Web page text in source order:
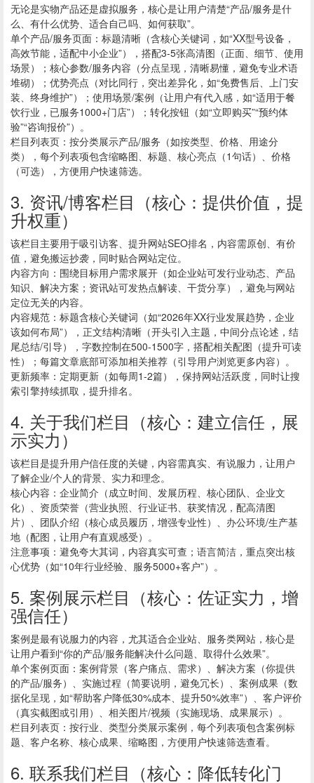
无论是实物产品还是虚拟服务，核心是让用户清楚“产品/服务是什
么、有什么优势、适合自己吗、如何获取”。
单个产品/服务页面：标题清晰（含核心关键词，如“XX型号设备，
高效节能，适配中小企业”），搭配3-5张高清图（正面、细节、使用
场景）；核心参数/服务内容（分点呈现，清晰易懂，避免专业术语
堆砌）；优势亮点（对比同行，突出差异化，如“免费售后、上门安
装、终身维护”）；使用场景/案例（让用户有代入感，如“适用于餐
饮行业，已服务1000+门店”）；转化按钮（如“立即购买”“预约体
验”“咨询报价”）。
栏目列表页：按分类展示产品/服务（如按类型、价格、用途分
类），每个列表项包含缩略图、标题、核心亮点（1句话）、价格
（可选），方便用户快速筛选。
3. 资讯/博客栏目（核心：提供价值，提
升权重）
该栏目主要用于吸引访客、提升网站SEO排名，内容需原创、有价
值，避免搬运抄袭，同时贴合网站定位。
内容方向：围绕目标用户需求展开（如企业站可发行业动态、产品
知识、解决方案；资讯站可发热点解读、干货分享），避免与网站
定位无关的内容。
内容规范：标题含核心关键词（如“2026年XX行业发展趋势，企业
该如何布局”），正文结构清晰（开头引入主题，中间分点论述，结
尾总结/引导），字数控制在500-1500字，搭配相关配图（提升可读
性）；每篇文章底部可添加相关推荐（引导用户浏览更多内容）。
更新频率：定期更新（如每周1-2篇），保持网站活跃度，同时让搜
索引擎持续抓取，提升排名。
4. 关于我们栏目（核心：建立信任，展
示实力）
该栏目是提升用户信任度的关键，内容需真实、有说服力，让用户
了解企业/个人的背景、实力和理念。
核心内容：企业简介（成立时间、发展历程、核心团队、企业文
化）、资质荣誉（营业执照、行业证书、获奖情况，配高清图
片）、团队介绍（核心成员履历，增强专业性）、办公环境/生产基
地（配图，让用户有直观感受）。
注意事项：避免夸大其词，内容真实可查；语言简洁，重点突出核
心优势（如“10年行业经验、服务5000+客户”）。
5. 案例展示栏目（核心：佐证实力，增
强信任）
案例是最有说服力的内容，尤其适合企业站、服务类网站，核心是
让用户看到“你的产品/服务能解决什么问题、取得什么效果”。
单个案例页面：案例背景（客户痛点、需求）、解决方案（你提供
的产品/服务）、实施过程（简要说明，避免冗长）、案例成果（数
据化呈现，如“帮助客户降低30%成本、提升50%效率”）、客户评价
（真实截图或引用）、相关图片/视频（实施现场、成果展示）。
栏目列表页：按行业、类型分类展示案例，每个列表项包含案例标
题、客户名称、核心成果、缩略图，方便用户快速筛选查看。
6. 联系我们栏目（核心：降低转化门